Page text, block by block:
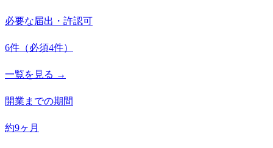
必要な届出・許認可
6件 （必須4件）
一覧を見る →
開業までの期間
約9ヶ月